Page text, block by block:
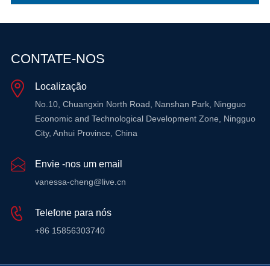
CONTATE-NOS
Localização
No.10, Chuangxin North Road, Nanshan Park, Ningguo
Economic and Technological Development Zone, Ningguo
City, Anhui Province, China
Envie -nos um email
vanessa-cheng@live.cn
Telefone para nós
+86 15856303740